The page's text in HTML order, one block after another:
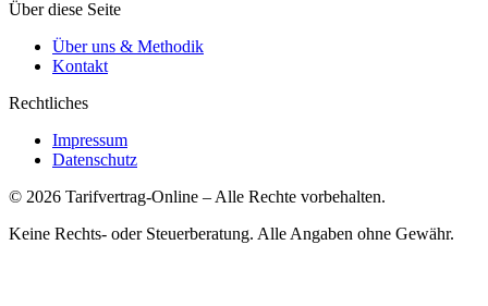
Über diese Seite
Über uns & Methodik
Kontakt
Rechtliches
Impressum
Datenschutz
© 2026 Tarifvertrag-Online – Alle Rechte vorbehalten.
Keine Rechts- oder Steuerberatung. Alle Angaben ohne Gewähr.